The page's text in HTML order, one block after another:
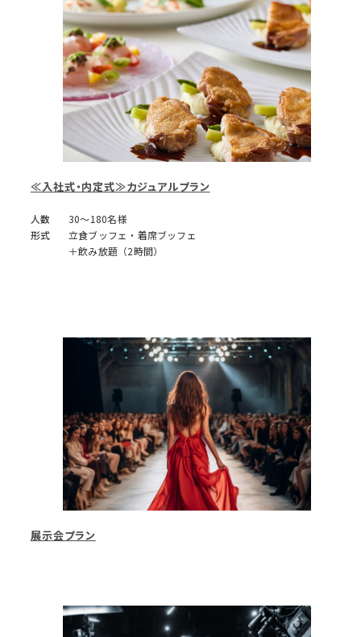
≪入社式・内定式≫カジュアルプラン
人数
30～180名様
形式
立食ブッフェ・着席ブッフェ
＋飲み放題（2時間）
展示会プラン